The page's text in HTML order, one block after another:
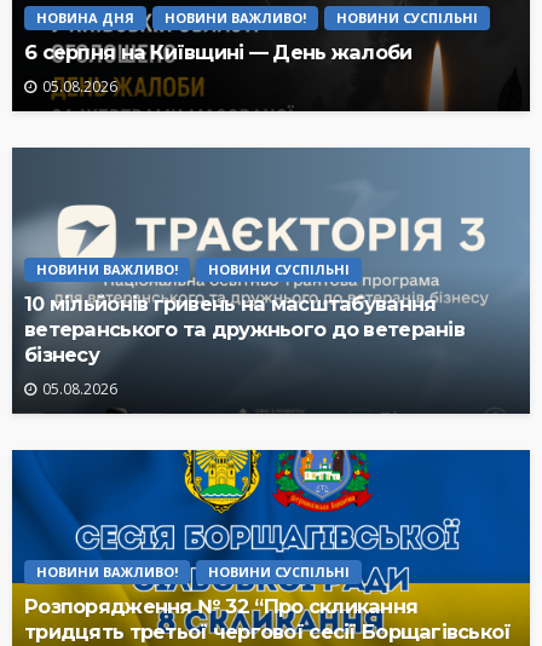
НОВИНА ДНЯ НОВИНИ ВАЖЛИВО! НОВИНИ СУСПІЛЬНІ
6 серпня на Київщині — День жалоби
05.08.2026
НОВИНИ ВАЖЛИВО! НОВИНИ СУСПІЛЬНІ
10 мільйонів гривень на масштабування
ветеранського та дружнього до ветеранів
бізнесу
05.08.2026
НОВИНИ ВАЖЛИВО! НОВИНИ СУСПІЛЬНІ
Розпорядження № 32 “Про скликання
тридцять третьої чергової сесії Борщагівської